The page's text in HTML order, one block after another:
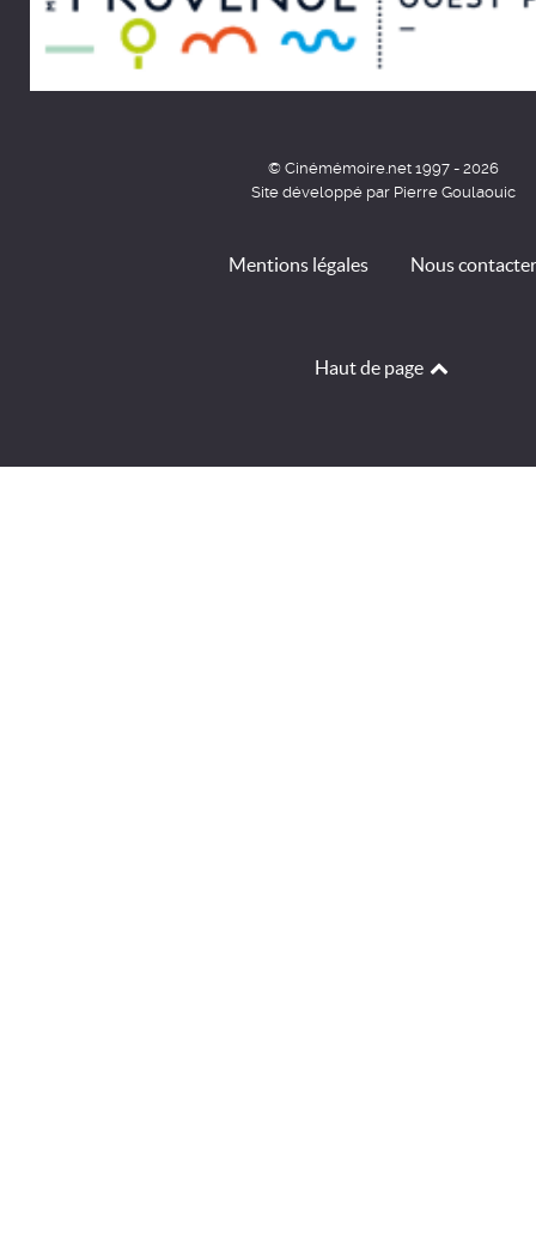
© Cinémémoire.net 1997 - 2026
Site développé par Pierre Goulaouic
Mentions légales Nous contacter
Haut de page